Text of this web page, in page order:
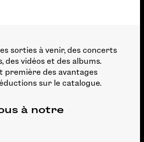
sorties à venir, des concerts
des vidéos et des albums.
première des avantages
sur le catalogue.
à notre